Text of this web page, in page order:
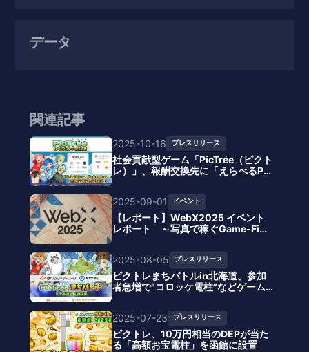
データ
関連記事
2025-10-16 プレスリリース
社会貢献型ゲーム「PicTrée（ピクト
レ）」、報酬交換先に「えらべるPa
y®」「giftee Box®」を追加
2025-09-01
イベント
【レポート】WebX2025 イベント
レポート ～写真で稼ぐGame-Fi
（ゲーム×金融）の現在地～
2025-08-05
プレスリリース
ピクトレまちバトルin北海道、参加
者急増で“コロッケ電柱”などゲーム
拡充へ
2025-07-23
プレスリリース
ピクトレ、10万円相当のDEPが当た
る「高額お宝電柱」を函館に設置